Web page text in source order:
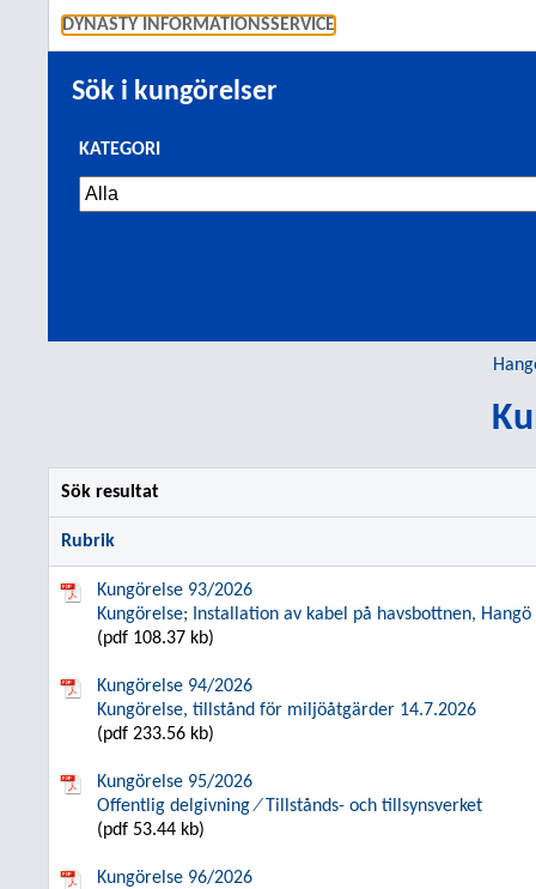
DYNASTY INFORMATIONSSERVICE
Sök i kungörelser
KATEGORI
Sök resultat
Rubrik
Kungörelse 93/2026
Kungörelse; Installation av kabel på havsbottnen, Hangö
(pdf 108.37 kb)
Kungörelse 94/2026
Kungörelse, tillstånd för miljöåtgärder 14.7.2026
(pdf 233.56 kb)
Kungörelse 95/2026
Offentlig delgivning ⁄ Tillstånds- och tillsynsverket
(pdf 53.44 kb)
Kungörelse 96/2026